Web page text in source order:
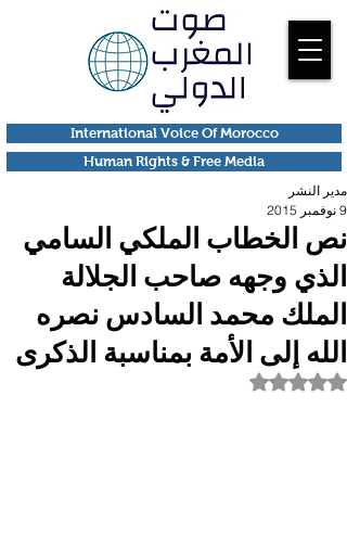
Human Rights & Free Media
International Voice Of Morocco
نص الخطاب الملكي السامي
الذي وجهه صاحب الجلالة
الملك محمد السادس نصره
الله إلى الأمة بمناسبة الذكرى
مدير النشر
9 نوفمبر 2015
تم التقييم بـ ليس رقمًا من أصل 5 نجوم.